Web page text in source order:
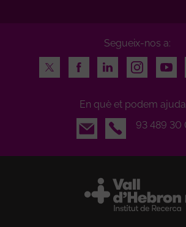
Segueix-nos a:
Twitter
FacebookLinkedInInstagram
En què et podem
Email
93 489 30